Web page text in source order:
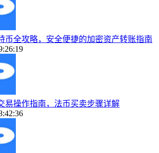
币全攻略，安全便捷的加密资产转账指南
易操作指南，法币买卖步骤详解